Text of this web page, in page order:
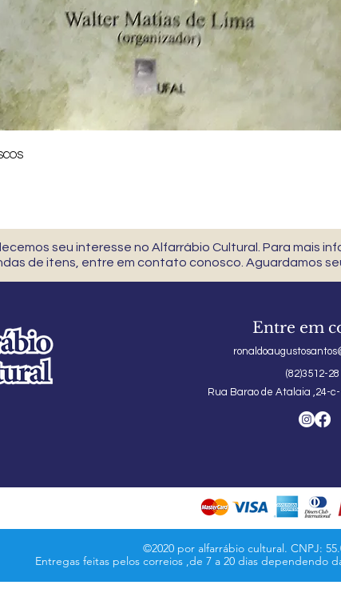
seu interesse no Alfarrábio Cultural. Para mais
de itens, entre em contato conosco. Aguardamos
Entre em
(82)3512-
Rua Barao de Atalaia ,24-
©2020 por alfarrábio cultural.
Entregas feitas pelos correios ,de 7 a 20 dias dependendo